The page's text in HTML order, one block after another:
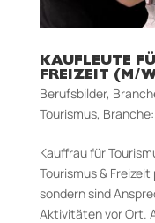
KAUFLEUTE
FREIZEIT (M/
Berufsbilder,
Tourismus,
Kauffrau für
Tourismus &
sondern sind
Aktivitäten vor Ort.